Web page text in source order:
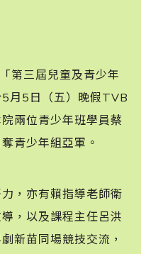
第三屆兒童及青少年
月5日（五）晚假TVB
兩位青少年班學員蔡
青少年組亞軍。
，亦有賴指導老師衛
，以及課程主任呂洪
新苗同場競技交流，